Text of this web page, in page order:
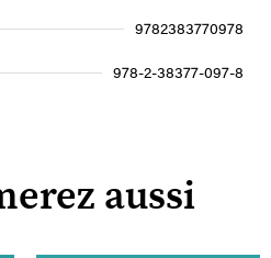
9782383770978
978-2-38377-097-8
aussi